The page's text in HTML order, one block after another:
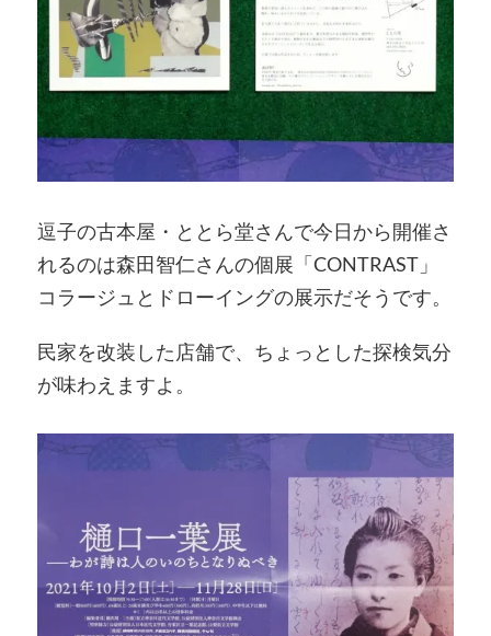
逗子の古本屋・ととら堂さんで今日から開催さ
れるのは森田智仁さんの個展「CONTRAST」
コラージュとドローイングの展示だそうです。
民家を改装した店舗で、ちょっとした探検気分
が味わえますよ。